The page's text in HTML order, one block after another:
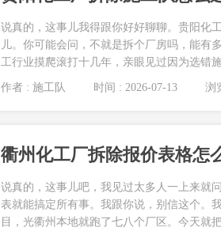
说真的，这事儿我得跟你好好聊聊。贵阳化
儿。你可能会问，不就是拆个厂房吗，能有
工行业摸爬滚打十几年，亲眼见过因为选错
作者 : 施工队 时间 : 2026-07-13 浏
衢州化工厂拆除报价表格怎
说真的，这事儿吧，我见过太多人一上来就
表就能搞定所有事。我跟你说，别信这个。
目，光衢州本地就跑了七八个厂区。今天就